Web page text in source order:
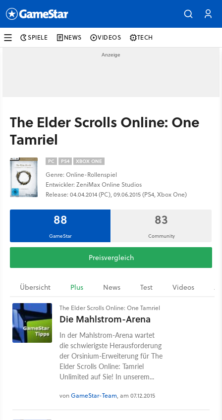
SPIELE NEWS VIDEOS TECH
The Elder Scrolls Online: One
Tamriel
PC PS4 XBOX ONE
Genre: Online-Rollenspiel
Entwickler: ZeniMax Online Studios
Release: 04.04.2014 (PC), 09.06.2015 (PS4, Xbox One)
88
GameStar
83
Community
Preisvergleich
Übersicht Plus News Test Videos
The Elder Scrolls Online: One Tamriel
Die Mahlstrom-Arena
In der Mahlstrom-Arena wartet
die schwierigste Herausforderung
der Orsinium-Erweiterung für The
Elder Scrolls Online: Tamriel
Unlimited auf Sie! In unserem...
vonGameStar-Team, am 07.12.2015